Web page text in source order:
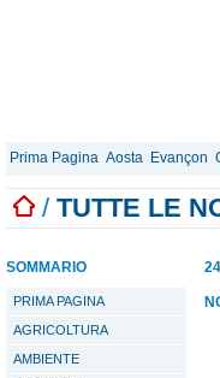
Prima Pagina Aosta Evançon
/ TUTTE LE
SOMMARIO
PRIMA PAGINA
AGRICOLTURA
AMBIENTE